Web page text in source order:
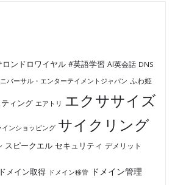
ロンドロワイヤル #英語学習 AI英会話 DNS
バーサル・エンターテイメントジャパン ふわ姫
ィング エアトリ エクササイズ
インショッピング サイクリング
スピークエル セキュリティ デメリット
ドメイン取得 ドメイン移管 ドメイン管理